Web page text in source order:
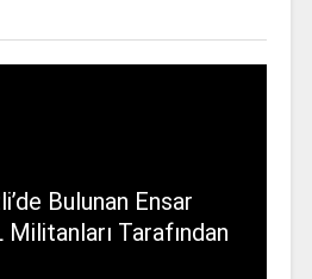
Bulunan Ensar
Tarafından